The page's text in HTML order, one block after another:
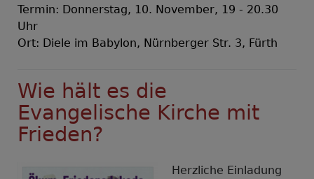
Termin: Donnerstag, 10. November, 19 - 20.30
Uhr
Ort: Diele im Babylon, Nürnberger Str. 3, Fürth
Wie hält es die
Evangelische Kirche mit
Frieden?
Herzliche Einladung